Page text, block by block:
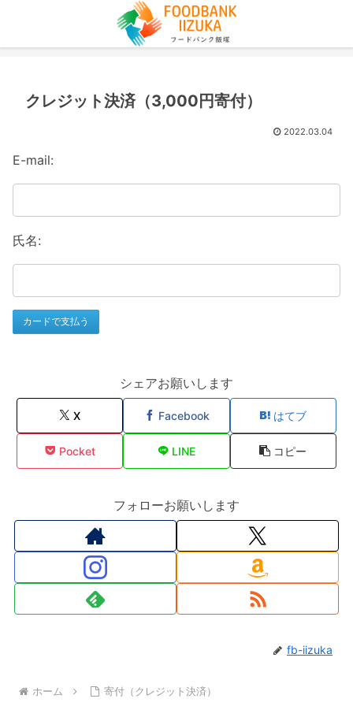
クレジット決済（3,000円寄付）
2022.03.04
E-mail:
氏名:
シェアお願いします
X Facebook はてブ
Pocket LINE コピー
フォローお願いします
fb-iizuka
ホーム 寄付（クレジット決済）